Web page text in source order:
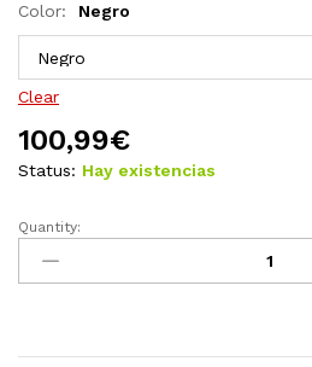
Color: Negro
Clear
100,99€
Status: Hay existencias
Cajonera
madera
Quantity: